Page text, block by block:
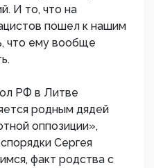
И то, что на
пошел к нашим
что ему вообще
РФ в Литве
родным дядей
оппозиции»,
Сергея
факт родства с